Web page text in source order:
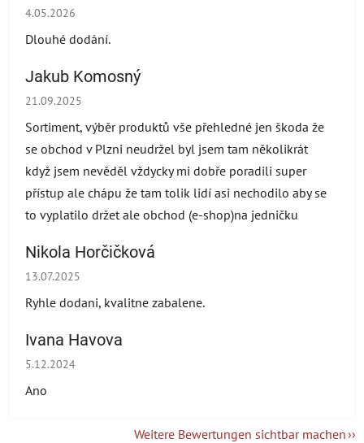
Die Shop-Bewertung beträgt 2 von 5 Sternen.
4.05.2026
Dlouhé dodání.
Jakub Komosný
Die Shop-Bewertung beträgt 5 von 5 Sternen.
21.09.2025
Sortiment, výběr produktů vše přehledné jen škoda že
se obchod v Plzni neudržel byl jsem tam několikrát
když jsem nevěděl vždycky mi dobře poradili super
přístup ale chápu že tam tolik lidí asi nechodilo aby se
to vyplatilo držet ale obchod (e-shop)na jedničku
Nikola Horčičková
Die Shop-Bewertung beträgt 5 von 5 Sternen.
13.07.2025
Ryhle dodani, kvalitne zabalene.
Ivana Havova
Die Shop-Bewertung beträgt 5 von 5 Sternen.
5.12.2024
Ano
Weitere Bewertungen sichtbar machen